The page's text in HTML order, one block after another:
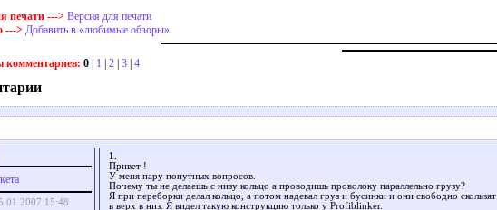
печати ---> Версия для печати
---> Добавить в «любимые обзоры»
комментариев: 0 | 1 | 2 | 3 | 4
15:48
1.
Привет !
У меня пару попутных вопросов.
Почему ты не делаешь с низу кольцо а проводишь проволоку параллельно грузу?
Я при переборки делал кольцо, а потом надевал груз и бусинки и они свободно скользят
в верх в низ. Я видел такую конструкцию только у Profiblinker.